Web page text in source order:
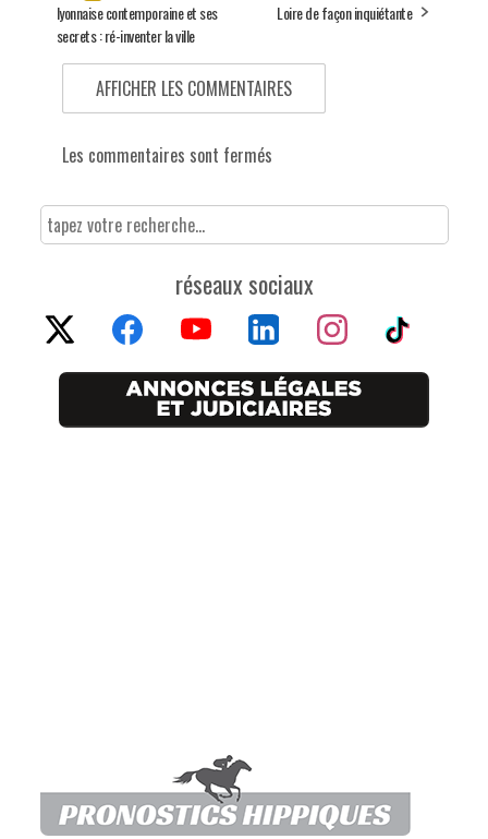
lyonnaise contemporaine et ses
secrets : ré-inventer la ville
Loire de façon inquiétante
AFFICHER LES COMMENTAIRES
Les commentaires sont fermés
réseaux sociaux